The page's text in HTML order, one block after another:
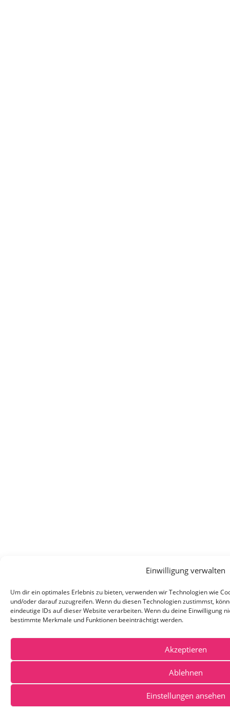
Einwilligung verwalten
Um dir ein optimales Erlebnis zu bieten, verwenden wir Technologien wie
und/oder darauf zuzugreifen. Wenn du diesen Technologien zustimmst,
eindeutige IDs auf dieser Website verarbeiten. Wenn du deine Einwilligung
bestimmte Merkmale und Funktionen beeinträchtigt werden.
Akzeptieren
Ablehnen
Einstellungen ansehen